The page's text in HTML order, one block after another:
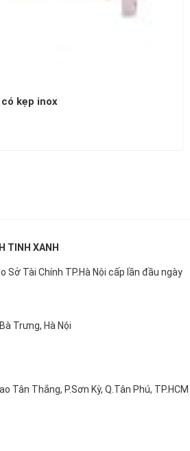
kẹp inox
TINH XANH
Sở Tài Chính TP.Hà Nội cấp lần đầu ngày
Trưng, Hà Nội
Tân Thắng, P.Sơn Kỳ, Q.Tân Phú, TP.HCM